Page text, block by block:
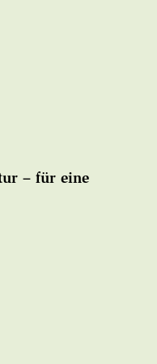
– für eine